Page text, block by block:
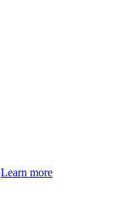
Learn more